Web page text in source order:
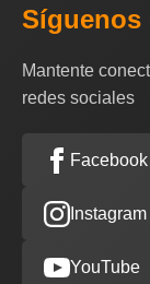
Síguenos
Mantente
redes sociales
Facebook
Instagram
YouTube